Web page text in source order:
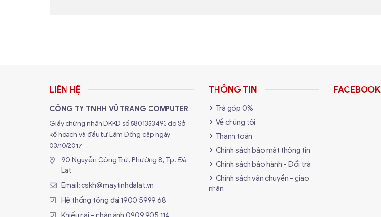
LIÊN HỆ
CÔNG TY TNHH VŨ TRANG COMPUTER
Giấy chứng nhận DKKD số 5801353493 do Sở
kế hoạch và đầu tư Lâm Đồng cấp ngày
03/10/2017
90 Nguyễn Công Trứ, Phường 8, Tp. Đà
Lạt
Email:cskh@maytinhdalat.vn
Hệ thống tổng đài1900 5999 68
Khiếu nại - phản ánh 0909 905 114
THÔNG TIN
Trả góp 0%
Về chúng tôi
Thanh toán
Chính sách bảo mật thông tin
Chính sách bảo hành - Đổi trả
Chính sách vận chuyển - giao
nhận